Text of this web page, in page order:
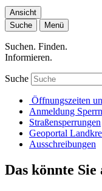
Ansicht
Suche
Menü
Suchen. Finden.
Informieren.
Suche
Öffnungszeiten
Anmeldung
Straßensperrungen
Geoportal
Ausschreibungen
Das könnte